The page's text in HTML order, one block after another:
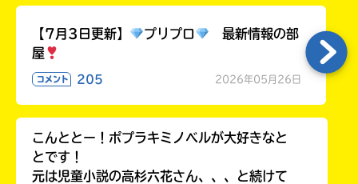
【7月3日更新】 プリプロ
最新情報の部
屋
コメント 205 2026年05月26日
こんととー！ポプラキミノベルが大好きなと
とです！
元は児童小説の高杉六花さん、、、と続けて
る